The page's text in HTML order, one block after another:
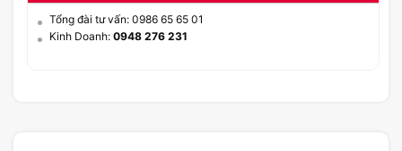
Tổng đài tư vấn: 0986 65 65 01
Kinh Doanh: 0948 276 231